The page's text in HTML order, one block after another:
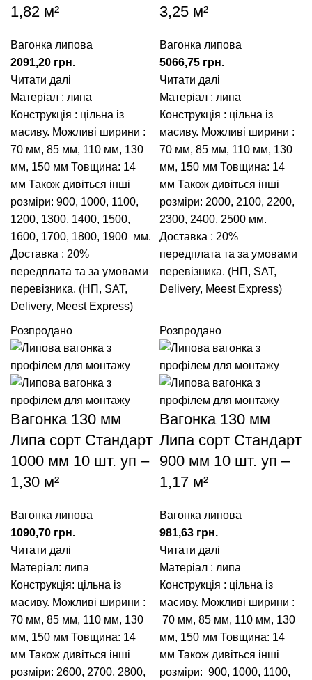
1,82 м²
Вагонка липова
2091,20 грн.
Читати далі
Матеріал : липа
Конструкція : цільна із
масиву. Можливі ширини :
70 мм, 85 мм, 110 мм, 130
мм, 150 мм Товщина: 14
мм Також дивіться інші
розміри: 900, 1000, 1100,
1200, 1300, 1400, 1500,
1600, 1700, 1800, 1900 мм.
Доставка : 20%
передплата та за умовами
перевізника. (НП, SAT,
Delivery, Meest Express)
3,25 м²
Вагонка липова
5066,75 грн.
Читати далі
Матеріал : липа
Конструкція : цільна із
масиву. Можливі ширини :
70 мм, 85 мм, 110 мм, 130
мм, 150 мм Товщина: 14
мм Також дивіться інші
розміри: 2000, 2100, 2200,
2300, 2400, 2500 мм.
Доставка : 20%
передплата та за умовами
перевізника. (НП, SAT,
Delivery, Meest Express)
Розпродано
Вагонка 130 мм
Липа сорт Стандарт
1000 мм 10 шт. уп –
1,30 м²
Вагонка липова
1090,70 грн.
Читати далі
Матеріал: липа
Конструкція: цільна із
масиву. Можливі ширини :
70 мм, 85 мм, 110 мм, 130
мм, 150 мм Товщина: 14
мм Також дивіться інші
розміри: 2600, 2700, 2800,
Розпродано
Вагонка 130 мм
Липа сорт Стандарт
900 мм 10 шт. уп –
1,17 м²
Вагонка липова
981,63 грн.
Читати далі
Матеріал : липа
Конструкція : цільна із
масиву. Можливі ширини :
70 мм, 85 мм, 110 мм, 130
мм, 150 мм Товщина: 14
мм Також дивіться інші
розміри: 900, 1000, 1100,